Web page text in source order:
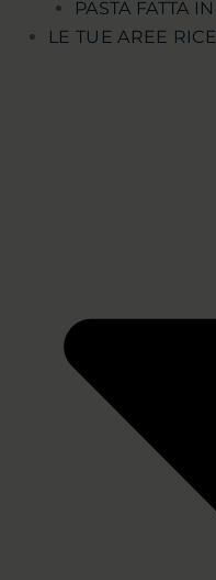
PASTA FATTA
LE TUE AREE